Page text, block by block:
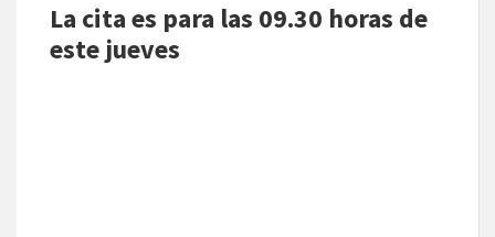
La cita es para las 09.30 horas de
este jueves